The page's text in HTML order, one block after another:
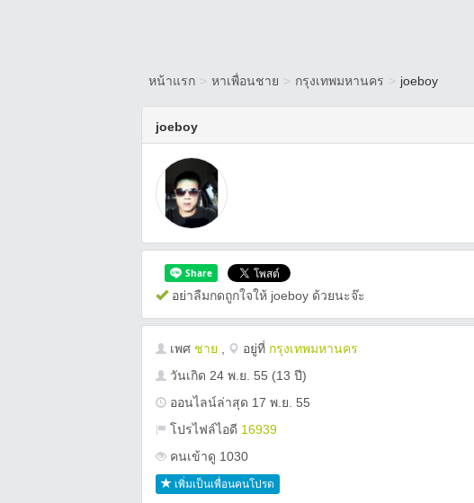
หน้าแรก > หาเพื่อนชาย > กรุงเทพมหานคร > joeboy
joeboy
อย่าลืมกดถูกใจให้ joeboy ด้วยนะจ๊ะ
เพศ ชาย อยู่ที่ กรุงเทพมหานคร
วันเกิด 24 พ.ย. 55 (13 ปี)
ออนไลน์ล่าสุด 17 พ.ย. 55
โปรไฟล์ไอดี 16939
คนเข้าดู 1030
เพิ่มเป็นเพื่อนคนโปรด